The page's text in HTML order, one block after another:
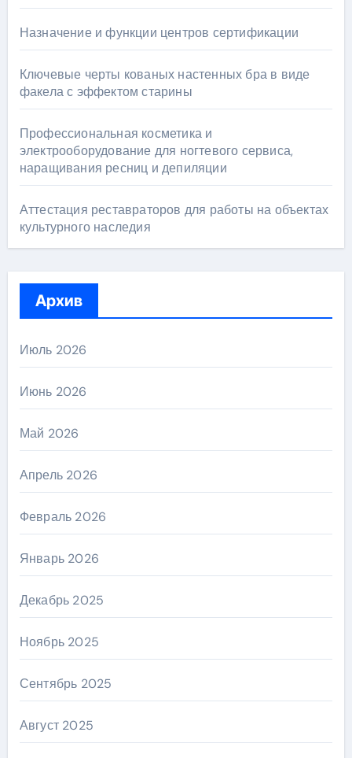
Назначение и функции центров сертификации
Ключевые черты кованых настенных бра в виде
факела с эффектом старины
Профессиональная косметика и
электрооборудование для ногтевого сервиса,
наращивания ресниц и депиляции
Аттестация реставраторов для работы на объектах
культурного наследия
Архив
Июль 2026
Июнь 2026
Май 2026
Апрель 2026
Февраль 2026
Январь 2026
Декабрь 2025
Ноябрь 2025
Сентябрь 2025
Август 2025